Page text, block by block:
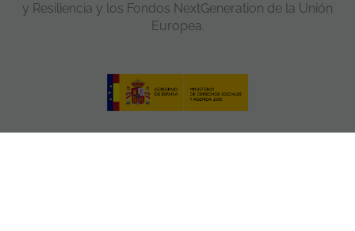
y Resiliencia y los Fondos NextGeneration de la Unión
Europea.